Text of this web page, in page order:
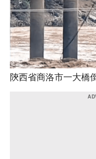
陝西省商洛市一大橋